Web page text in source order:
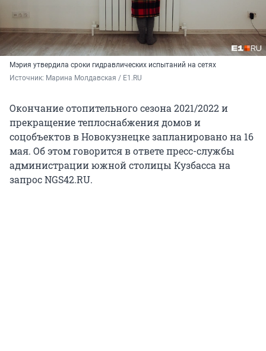
Мэрия утвердила сроки гидравлических испытаний на сетях
Источник: Марина Молдавская / E1.RU
Окончание отопительного сезона 2021/2022 и
прекращение теплоснабжения домов и
соцобъектов в Новокузнецке запланировано на 16
мая. Об этом говорится в ответе пресс-службы
администрации южной столицы Кузбасса на
запрос NGS42.RU.